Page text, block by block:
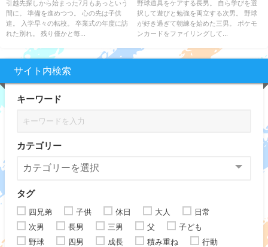
引越先探しから始まった7月もあっという
間に。 準備を進めつつ。 心の先は子供
達。 入学早々の転校。 卒業式の年度に訪
れた別れ。 残り僅かと毎...
野球道具をケアする長男。 自ら学びを選
択して遊びと勉強を両立する次男。 野球
が好き過ぎて朝練を始めた三男。 ポケモ
ンカードをファイリングして...
サイト内検索
キーワード
カテゴリー
タグ
四兄弟 子供 休日 大人
日常
次男
長男 三男 父
子ども
野球
四男 成長 積み重ね
行動